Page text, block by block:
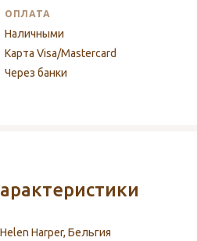
ОПЛАТА
Наличными
Карта Visa/Mastercard
Через банки
Helen Harper, Бельгия